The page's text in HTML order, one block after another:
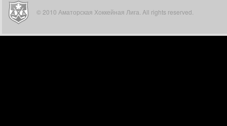
© 2010 Аматорская Хоккейная Лига. All rights reserved.